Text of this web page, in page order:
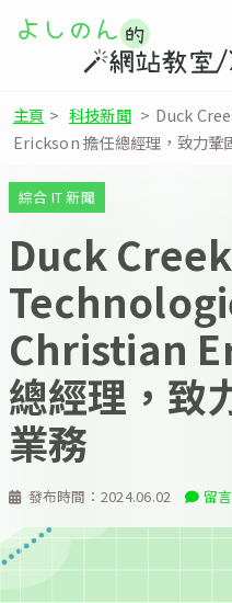
主頁 > 科技新聞 > Duck
Erickson 擔任總經理，致力鞏
發布時間： 2024.06.02 留言
綜合 IT 新聞
Duck Creek
Christian
總經理，致
業務